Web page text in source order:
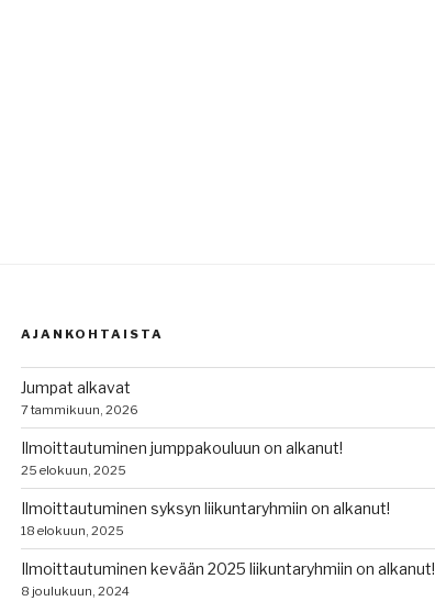
AJANKOHTAISTA
Jumpat alkavat
7 tammikuun, 2026
Ilmoittautuminen jumppakouluun on alkanut!
25 elokuun, 2025
Ilmoittautuminen syksyn liikuntaryhmiin on alkanut!
18 elokuun, 2025
Ilmoittautuminen kevään 2025 liikuntaryhmiin on alkanut!
8 joulukuun, 2024